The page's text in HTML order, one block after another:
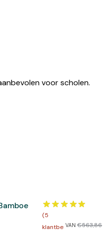
voor scholen.
(5
klantbe VAN€563,86